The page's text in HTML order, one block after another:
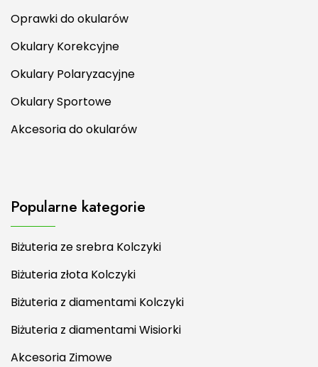
Oprawki do okularów
Okulary Korekcyjne
Okulary Polaryzacyjne
Okulary Sportowe
Akcesoria do okularów
Popularne kategorie
Biżuteria ze srebra Kolczyki
Biżuteria złota Kolczyki
Biżuteria z diamentami Kolczyki
Biżuteria z diamentami Wisiorki
Akcesoria Zimowe